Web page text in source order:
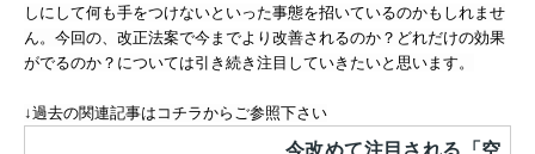
しにして何も手をつけないといった事態を招いているのかもしれませ
ん。今回の、改正法案で今までより改善されるのか？どれだけの効果
がでるのか？については引き続き注目していきたいと思います。
↓過去の関連記事はコチラからご参照下さい
今改めて注目される「空